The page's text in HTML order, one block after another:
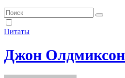
Цитаты
Джон Олдмиксон